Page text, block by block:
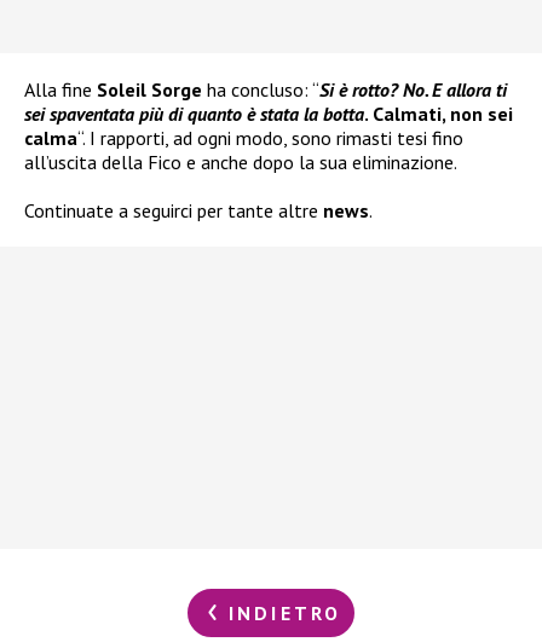
Alla fine Soleil Sorge ha concluso: “Si è rotto? No. E allora ti
sei spaventata più di quanto è stata la botta. Calmati, non sei
calma“. I rapporti, ad ogni modo, sono rimasti tesi fino
all’uscita della Fico e anche dopo la sua eliminazione.
Continuate a seguirci per tante altre news.
INDIETRO